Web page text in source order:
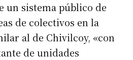
un sistema público de
de colectivos en la
al de Chivilcoy, «con
de unidades